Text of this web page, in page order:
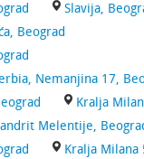
Slavija,
Beograd
Nemanjina 17,
Kralja
Melentije,
Kralja Milana